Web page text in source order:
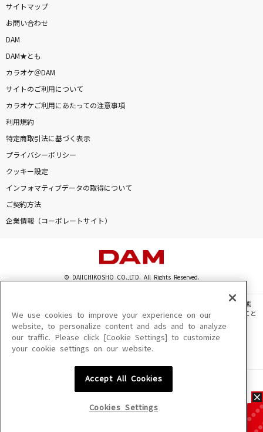
サイトマップ
お問い合わせ
DAM
DAM★とも
カラオケ＠DAM
サイトのご利用について
カラオケご利用にあたっての注意事項
利用規約
特定商取引法に基づく表示
プライバシーポリシー
クッキー設定
インフォマティブデータの取得について
ご契約方法
企業情報（コーポレートサイト）
© DAIICHIKOSHO CO.,LTD. All Rights Reserved.
このサイトに掲載されている一切の文章・画像・写真・動画・音声等を、手段や形態
を問わず、著作権法の定める範囲を超えて無断で複製、転載、ファイル化などすること
を禁じます。
楽曲及びコンテンツは、機種によりご利用いただけない場合があります。
楽曲及びコンテンツの配信日、配信内容が変更になる場合があります。
We use cookies to improve your experience on our
website, to personalize content and ads and to analyze
our traffic. Please click [Cookie Settings] to customize
your cookie settings on our website.
Accept All Cookies
Cookies Settings